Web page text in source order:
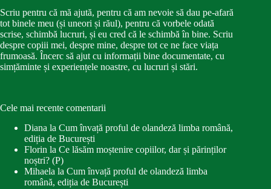
Scriu pentru că mă ajută, pentru că am nevoie să dau pe-afară
tot binele meu (și uneori și răul), pentru că vorbele odată
scrise, schimbă lucruri, și eu cred că le schimbă în bine. Scriu
despre copiii mei, despre mine, despre tot ce ne face viața
frumoasă. Încerc să ajut cu informații bine documentate, cu
simțăminte și experiențele noastre, cu lucruri și stări.
Cele mai recente comentarii
Diana la Cum învață proful de olandeză limba română,
ediția de București
Florin la Ce lăsăm moștenire copiilor, dar și părinților
noștri? (P)
Mihaela la Cum învață proful de olandeză limba
română, ediția de București